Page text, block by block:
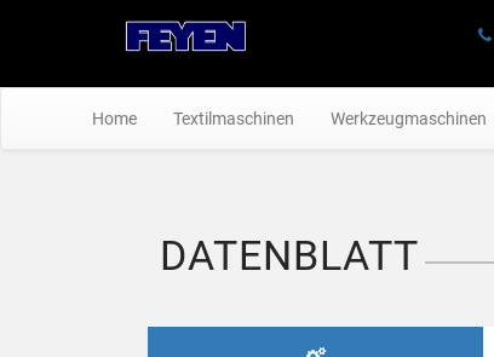
Home Textilmaschinen Werkzeugmaschinen
DATENBLATT